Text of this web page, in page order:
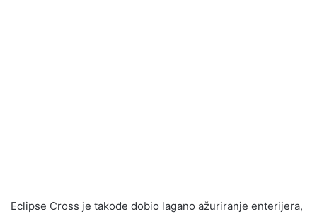
Eclipse Cross je takođe dobio lagano ažuriranje enterijera,